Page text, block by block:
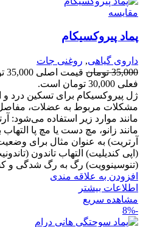
مقایسه
پماد پیروکسیکام
داروی گیاهی, روغنی جات
35,000 تومان قیمت اصلی 35,000 تومان بود.
فعلی 30,000 تومان است.
ژل پیروکسیکام برای تسکین درد و
مشکلات مربوط به عضلات،
مانند موارد زیر استفاده می‌شود:
مانند زانو، مچ دست یا مچ پا
آرتریت) به عنوان مثال برای
(اپی کندیلیت) التهاب تاندون
(تنوسینوویت) رگ به رگ شدگی
افزودن به علاقه مندی
اطلاعات بیشتر
مشاهده سریع
-8%